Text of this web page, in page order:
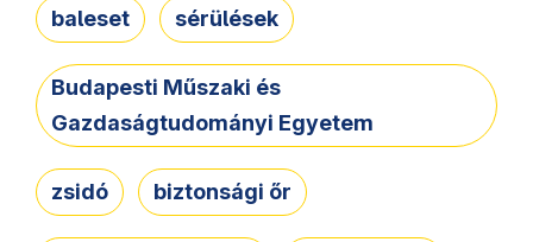
baleset sérülések
Budapesti Műszaki és
Gazdaságtudományi Egyetem
zsidó biztonsági őr